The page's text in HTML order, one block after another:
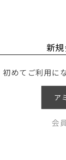
新
初めてご利用に
ア
会